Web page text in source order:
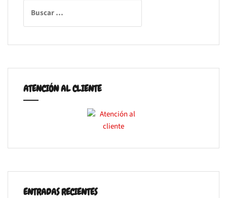
ATENCIÓN AL CLIENTE
ENTRADAS RECIENTES